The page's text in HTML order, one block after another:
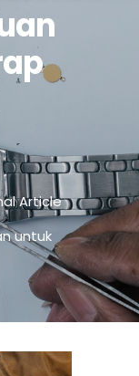
Article
untuk